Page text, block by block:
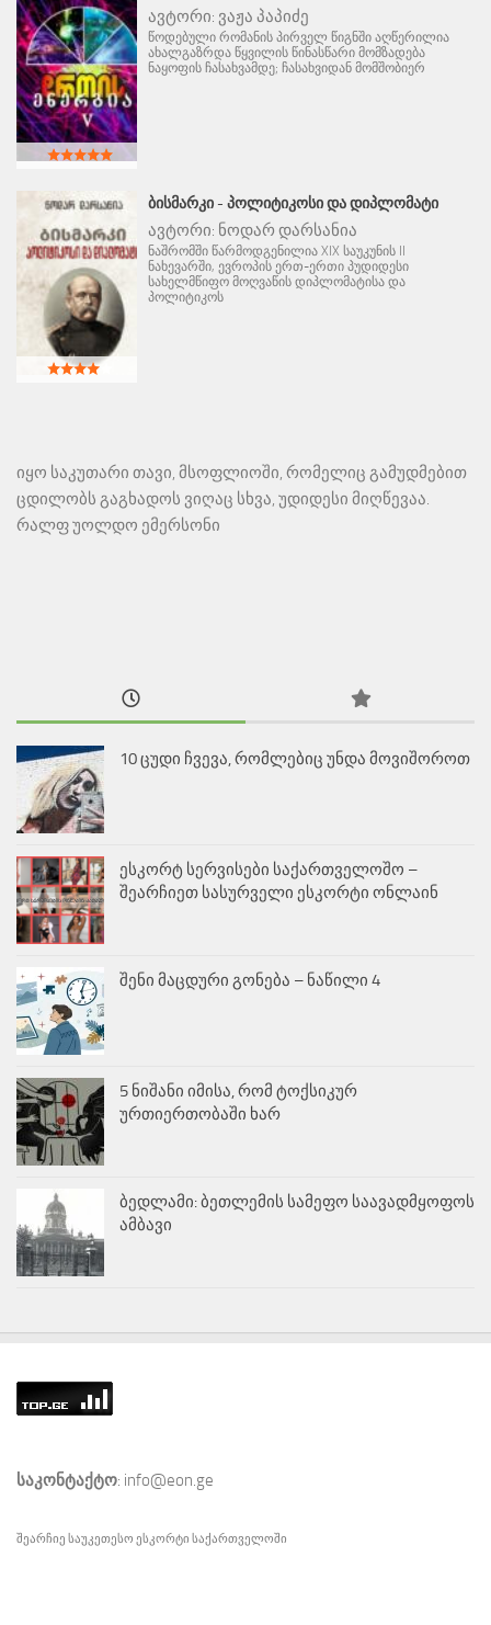
ავტორი: ვაჟა პაპიძე
წოდებული რომანის პირველ წიგნში აღწერილია
ახალგაზრდა წყვილის წინასწარი მომზადება
ნაყოფის ჩასახვამდე; ჩასახვიდან მომშობიერ
ᲑᲘᲡᲛᲐᲠᲙᲘ - ᲞᲝᲚᲘᲢᲘᲙᲝᲡᲘ ᲓᲐ ᲓᲘᲞᲚᲝᲛᲐᲢᲘ
ავტორი: ნოდარ დარსანია
ნაშრომში წარმოდგენილია XIX საუკუნის II
ნახევარში, ევროპის ერთ-ერთი პუდიდესი
სახელმწიფო მოღვაწის დიპლომატისა და
პოლიტიკოს
იყო საკუთარი თავი, მსოფლიოში, რომელიც გამუდმებით
ცდილობს გაგხადოს ვიღაც სხვა, უდიდესი მიღწევაა.
რალფ უოლდო ემერსონი
10 ცუდი ჩვევა, რომლებიც უნდა მოვიშოროთ
ესკორტ სერვისები საქართველოშო –
შეარჩიეთ სასურველი ესკორტი ონლაინ
შენი მაცდური გონება – ნაწილი 4
5 ნიშანი იმისა, რომ ტოქსიკურ
ურთიერთობაში ხარ
ბედლამი: ბეთლემის სამეფო საავადმყოფოს
ამბავი
საკონტაქტო: info@eon.ge
შეარჩიე საუკეთესო ესკორტი საქართველოში